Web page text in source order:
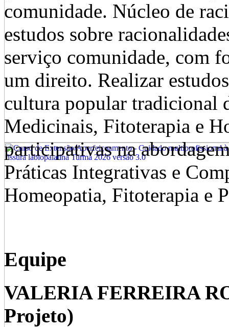
comunidade. Núcleo de
estudos sobre
serviço comunidade, com
um direito. Realizar
cultura popular tradicional
Medicinais, Fitoterapia e
participativas na
Práticas Integrativas e
Homeopatia, Fitoterapia e
Equipe
VALERIA FERREIRA
Projeto)